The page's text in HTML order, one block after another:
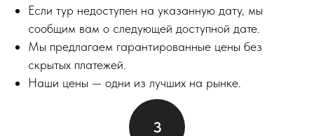
Если тур недоступен на указанную дату, мы
сообщим вам о следующей доступной дате.
Мы предлагаем гарантированные цены без
скрытых платежей.
Наши цены — одни из лучших на рынке.